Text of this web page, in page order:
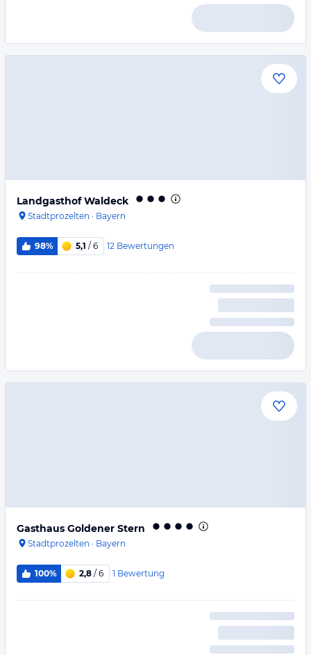
Landgasthof Waldeck
Stadtprozelten · Bayern
98% 5,1 / 6 12 Bewertungen
Gasthaus Goldener Stern
Stadtprozelten · Bayern
100% 2,8 / 6 1 Bewertung